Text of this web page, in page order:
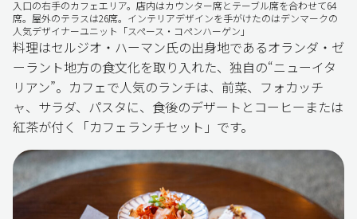
入口の右手のカフェエリア。店内はカウンター席とテーブル席を合わせて64
席。屋外のテラスは26席。インテリアデザインを手がけたのはデンマークの
人気デザイナーユニット「スペース・コペンハーゲン」
料理はセルジオ・ハーマン氏の出身地であるオランダ・ゼ
ーラント地方の食文化を取り入れた、独自の“ニューイタ
リアン”。カフェで人気のランチは、前菜、フォカッチ
ャ、サラダ、パスタに、食後のデザートとコーヒーまたは
紅茶が付く「カフェランチセット」です。